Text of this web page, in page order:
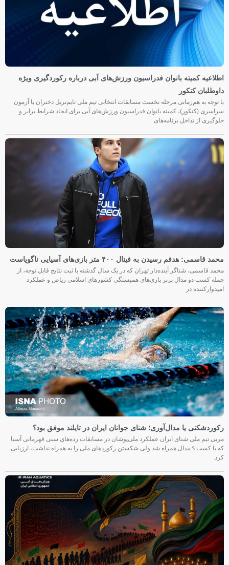
اطلاعیه کمیته بانوان فدراسیون ورزش‌های آبی درباره رکوردگیری ویژه
داوطلبان کنکور
با توجه به هم‌زمانی مرحله نخست مسابقات انتخابی تیم ملی تایم‌تریل دختران با آزمون
سراسری (کنکور)، کمیته بانوان فدراسیون ورزش‌های آبی برای ایجاد شرایط برابر و
جلوگیری از تداخل برنامه‌های
محمد قاسمی: هدفم رسیدن به فینال ۴۰۰ متر بازی‌های آسیایی ناگویاست
محمد قاسمی، شناگر آینده‌دار تهران که در یک سال گذشته با ثبت نتایج قابل توجه، از
جمله کسب دو مدال برنز بازی‌های همبستگی کشورهای اسلامی ریاض و عملکرد
امیدوارکننده در
رکوردشکنی یا مدال‌آوری؛ شنای جوانان ایران در تایلند موفق بود؟
مربی تیم ملی شنای ایران عملکرد ملی‌پوشان در مسابقات رده‌های سنی قهرمانی آسیا
که با کسب ۹ مدال همراه شد ولی شکستن رکوردهای ملی را به همراه نداشت، ارزیابی
کرد.